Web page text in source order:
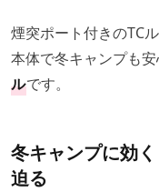
煙突ポート付きのTC
本体で冬キャンプも安
ルです。
冬キャンプに効
迫る